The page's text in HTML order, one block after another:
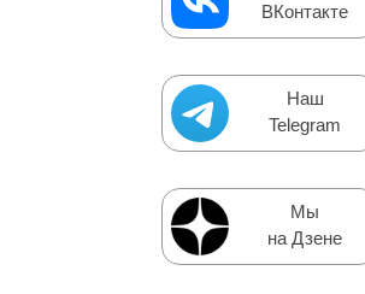
ВКонтакте
Наш
Telegram
Мы
на Дзене